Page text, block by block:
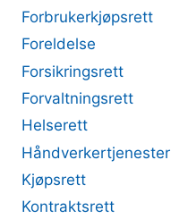
Forbrukerkjøpsrett
Foreldelse
Forsikringsrett
Forvaltningsrett
Helserett
Håndverkertjenester
Kjøpsrett
Kontraktsrett